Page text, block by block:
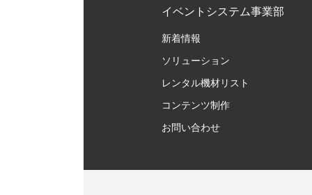
イベントシステム事業部
新着情報
ソリューション
レンタル機材リスト
コンテンツ制作
お問い合わせ